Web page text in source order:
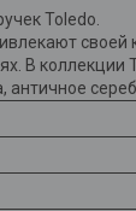
Toledo.
В